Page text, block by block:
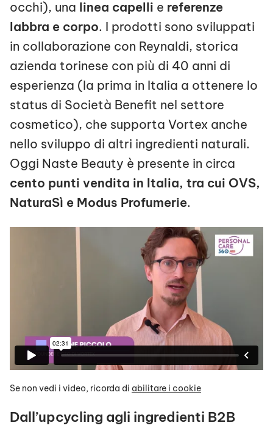
occhi), una linea capelli e referenze
labbra e corpo. I prodotti sono sviluppati
in collaborazione con Reynaldi, storica
azienda torinese con più di 40 anni di
esperienza (la prima in Italia a ottenere lo
status di Società Benefit nel settore
cosmetico), che supporta Vortex anche
nello sviluppo di altri ingredienti naturali.
Oggi Naste Beauty è presente in circa
cento punti vendita in Italia, tra cui OVS,
NaturaSì e Modus Profumerie.
Se non vedi i video, ricorda di abilitare i cookie
Dall’upcycling agli ingredienti B2B